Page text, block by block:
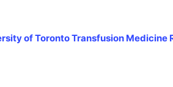
of Toronto Transfusion Medicine